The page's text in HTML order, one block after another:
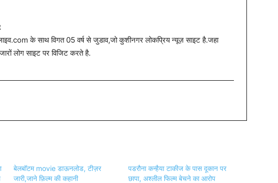
के साथ विगत 05 वर्ष से जुडाव,जो कुशीनगर लोकप्रिय न्यूज़ साइट है.जहा
लोग साइट पर विजिट करते है.
बेलबॉटम movie डाऊनलोड, टीज़र
जारी,जाने फ़िल्म की कहानी
पडरौना कन्हैया टाकीज के पास दूकान पर
छापा, अश्लील फिल्म बेचने का आरोप